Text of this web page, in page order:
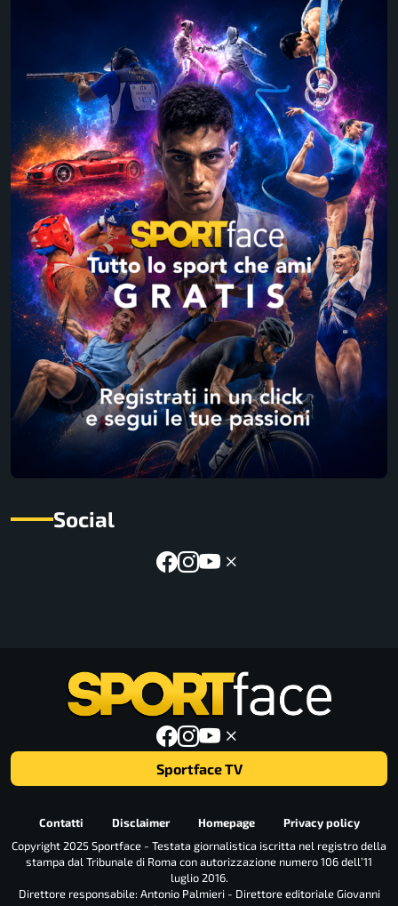
Social
Sportface TV
Contatti Disclaimer Homepage
Privacy policy
Copyright 2025 Sportface - Testata giornalistica iscritta nel registro della
stampa dal Tribunale di Roma con autorizzazione numero 106 dell’11
luglio 2016.
Direttore responsabile: Antonio Palmieri - Direttore editoriale Giovanni